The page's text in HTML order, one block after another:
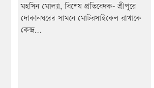
মহসিন মোল্যা, বিশেষ প্রতিবেদক- শ্রীপুরে
দোকানঘরের সামনে মোটরসাইকেল রাখাকে
কেন্দ্র...